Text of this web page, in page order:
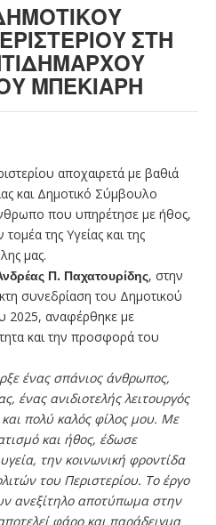
ΣΤΗ
ΜΠΕΚΙΆΡΗ
αποχαιρετά με βαθιά
και Δημοτικό Σύμβουλο
που υπηρέτησε με ήθος,
της Υγείας και της
μας.
Π. Παχατουρίδης, στην
συνεδρίαση του Δημοτικού
2025, αναφέρθηκε με
και την προσφορά του
ένας σπάνιος άνθρωπος,
ένας ανιδιοτελής λειτουργός
πολύ καλός φίλος μου. Με
και ήθος, έδωσε
την κοινωνική φροντίδα
του Περιστερίου. Το έργο
ανεξίτηλο αποτύπωμα στην
φάρο και παράδειγμα